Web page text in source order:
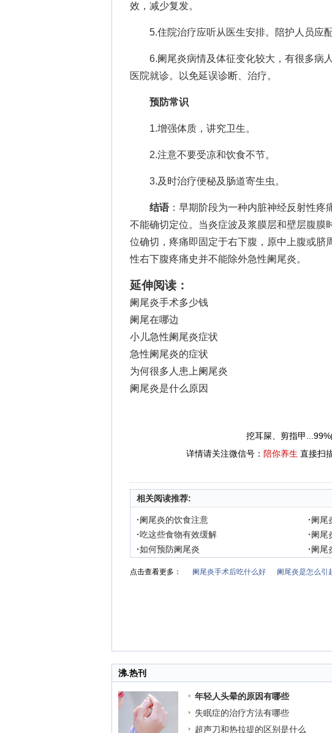
效，减少复发。
5.住院治疗应听从医生安排。陪护人员应配
6.阑尾炎病情及体征变化较大，有很多病
医院就诊。以免延误诊断、治疗。
预防常识
1.增强体质，讲究卫生。
2.注意不要受凉和饮食不节。
3.及时治疗便秘及肠道寄生虫。
结语：早期阶段为一种内脏神经反射性疼
不能确切定位。当炎症波及浆膜层和壁层腹膜
位确切，疼痛即固定于右下腹，原中上腹或脐
性右下腹疼痛史并不能除外急性阑尾炎。
延伸阅读：
阑尾炎手术多少钱
阑尾在哪边
小儿急性阑尾炎症状
急性阑尾炎的症状
为何很多人患上阑尾炎
阑尾炎是什么原因
挖耳屎、剪指甲
详情请关注微信号： 陪你养生 直接扫
相关阅读推荐:
·阑尾炎的饮食注意 ·阑尾
·吃这些食物有效缓解 ·阑尾
·如何预防阑尾炎 ·阑尾
点击查看更多： 阑尾炎手术后吃什么好 阑尾炎是怎么引
沸.热刊
年轻人头晕的原因有哪些
失眠症的治疗方法有哪些
超声刀和热拉提的区别是什么